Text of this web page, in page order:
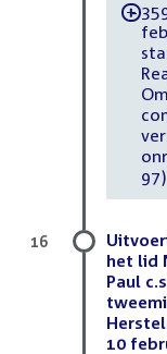
-
97)
het lid
Paul
10
16